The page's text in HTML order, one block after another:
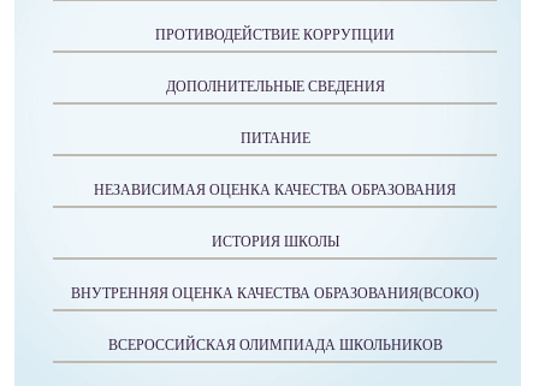
ПРОТИВОДЕЙСТВИЕ КОРРУПЦИИ
ДОПОЛНИТЕЛЬНЫЕ СВЕДЕНИЯ
ПИТАНИЕ
НЕЗАВИСИМАЯ ОЦЕНКА КАЧЕСТВА ОБРАЗОВАНИЯ
ИСТОРИЯ ШКОЛЫ
ВНУТРЕННЯЯ ОЦЕНКА КАЧЕСТВА ОБРАЗОВАНИЯ(ВСОКО)
ВСЕРОССИЙСКАЯ ОЛИМПИАДА ШКОЛЬНИКОВ